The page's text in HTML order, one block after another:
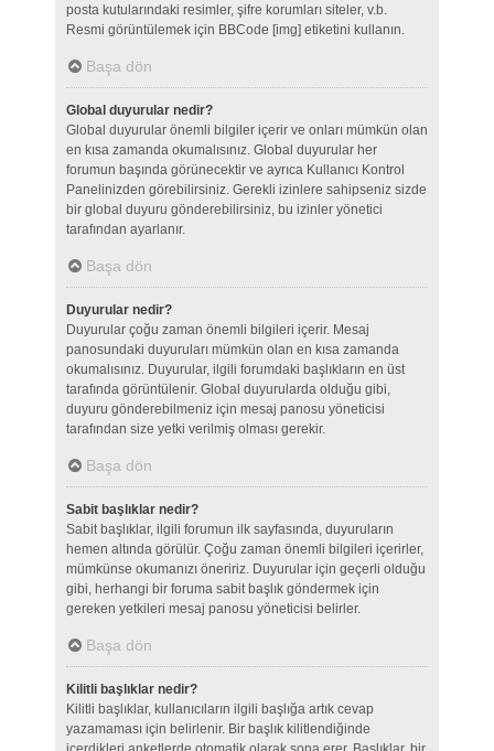
posta kutularındaki resimler, şifre korumları siteler, v.b.
Resmi görüntülemek için BBCode [img] etiketini kullanın.
Başa dön
Global duyurular nedir?
Global duyurular önemli bilgiler içerir ve onları mümkün olan
en kısa zamanda okumalısınız. Global duyurular her
forumun başında görünecektir ve ayrıca Kullanıcı Kontrol
Panelinizden görebilirsiniz. Gerekli izinlere sahipseniz sizde
bir global duyuru gönderebilirsiniz, bu izinler yönetici
tarafından ayarlanır.
Başa dön
Duyurular nedir?
Duyurular çoğu zaman önemli bilgileri içerir. Mesaj
panosundaki duyuruları mümkün olan en kısa zamanda
okumalısınız. Duyurular, ilgili forumdaki başlıkların en üst
tarafında görüntülenir. Global duyurularda olduğu gibi,
duyuru gönderebilmeniz için mesaj panosu yöneticisi
tarafından size yetki verilmiş olması gerekir.
Başa dön
Sabit başlıklar nedir?
Sabit başlıklar, ilgili forumun ilk sayfasında, duyuruların
hemen altında görülür. Çoğu zaman önemli bilgileri içerirler,
mümkünse okumanızı öneririz. Duyurular için geçerli olduğu
gibi, herhangi bir foruma sabit başlık göndermek için
gereken yetkileri mesaj panosu yöneticisi belirler.
Başa dön
Kilitli başlıklar nedir?
Kilitli başlıklar, kullanıcıların ilgili başlığa artık cevap
yazamaması için belirlenir. Bir başlık kilitlendiğinde